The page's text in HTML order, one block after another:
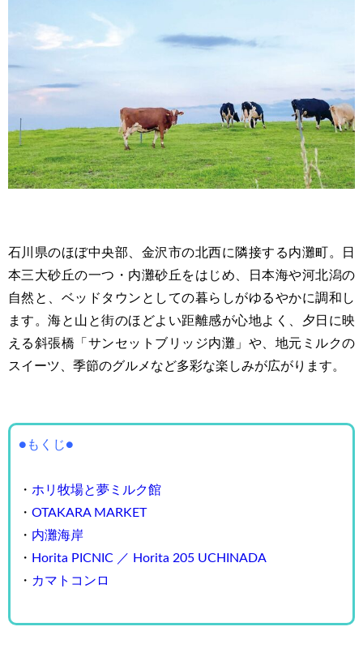
石川県のほぼ中央部、金沢市の北西に隣接する内灘町。日
本三大砂丘の一つ・内灘砂丘をはじめ、日本海や河北潟の
自然と、ベッドタウンとしての暮らしがゆるやかに調和し
ます。海と山と街のほどよい距離感が心地よく、夕日に映
える斜張橋「サンセットブリッジ内灘」や、地元ミルクの
スイーツ、季節のグルメなど多彩な楽しみが広がります。
●もくじ●
・ ホリ牧場と夢ミルク館
・ OTAKARA MARKET
・ 内灘海岸
・ Horita PICNIC ／ Horita 205 UCHINADA
・ カマトコンロ